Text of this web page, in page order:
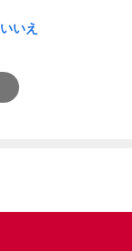
いいえ